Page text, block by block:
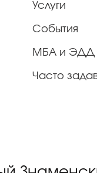
Услуги
События
МБА и ЭДД
Часто